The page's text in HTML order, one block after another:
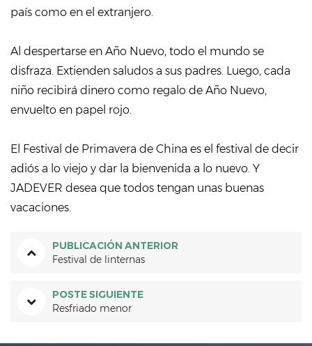
país como en el extranjero.
Al despertarse en Año Nuevo, todo el mundo se
disfraza. Extienden saludos a sus padres. Luego, cada
niño recibirá dinero como regalo de Año Nuevo,
envuelto en papel rojo.
El Festival de Primavera de China es el festival de decir
adiós a lo viejo y dar la bienvenida a lo nuevo. Y
JADEVER desea que todos tengan unas buenas
vacaciones.
PUBLICACIÓN ANTERIOR
Festival de linternas
POSTE SIGUIENTE
Resfriado menor